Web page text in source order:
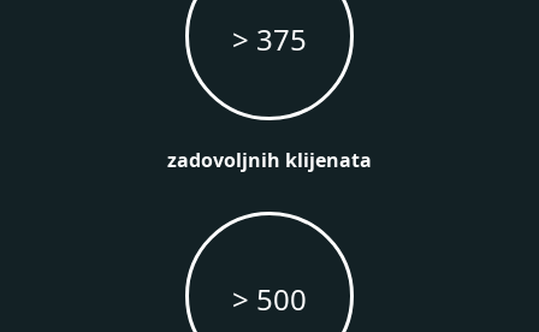
> 375
zadovoljnih klijenata
> 500